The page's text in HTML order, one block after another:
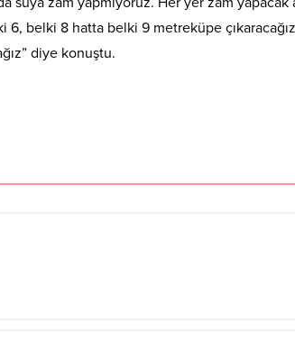
belki 8 hatta belki 9 metreküpe
diye konuştu.